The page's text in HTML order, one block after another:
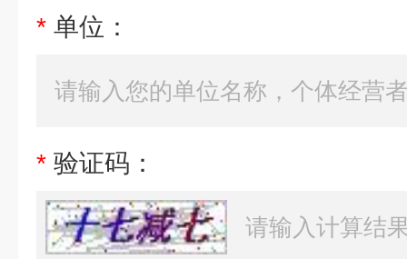
* 单位：
* 验证码：